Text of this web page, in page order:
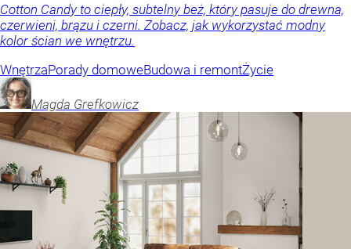
Cotton Candy to ciepły, subtelny beż, który pasuje do drewna,
czerwieni, brązu i czerni. Zobacz, jak wykorzystać modny
kolor ścian we wnętrzu.
WnętrzaPorady domoweBudowa i remontŻycie
Magda Grefkowicz